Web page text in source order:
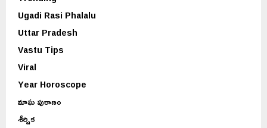
Ugadi Rasi Phalalu
Uttar Pradesh
Vastu Tips
Viral
Year Horoscope
మాఘ పురాణం
శీర్షిక